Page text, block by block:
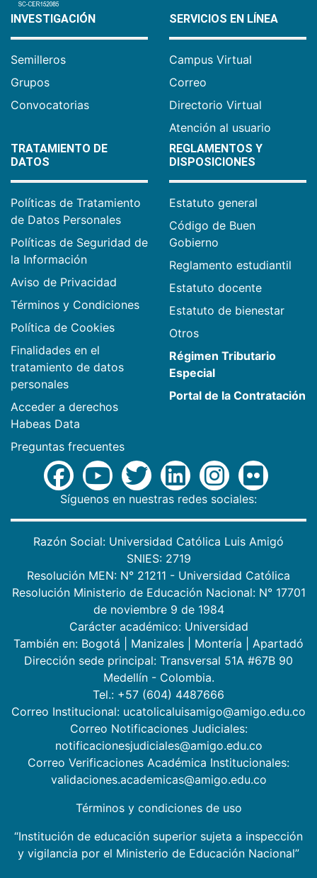
INVESTIGACIÓN
Semilleros
Grupos
Convocatorias
SERVICIOS EN LÍNEA
Campus Virtual
Correo
Directorio Virtual
Atención al usuario
TRATAMIENTO DE
DATOS
Políticas de Tratamiento
de Datos Personales
Políticas de Seguridad de
la Información
Aviso de Privacidad
Términos y Condiciones
Política de Cookies
Finalidades en el
tratamiento de datos
personales
Acceder a derechos
Habeas Data
Preguntas frecuentes
REGLAMENTOS Y
DISPOSICIONES
Estatuto general
Código de Buen
Gobierno
Reglamento estudiantil
Estatuto docente
Estatuto de bienestar
Otros
Régimen Tributario
Especial
Portal de la Contratación
Síguenos en nuestras redes sociales:
Razón Social: Universidad Católica Luis Amigó
SNIES: 2719
Resolución MEN: N° 21211 - Universidad Católica
Resolución Ministerio de Educación Nacional: N° 17701
de noviembre 9 de 1984
Carácter académico: Universidad
También en: Bogotá Manizales Montería
Apartadó
Dirección sede principal: Transversal 51A #67B 90
Medellín - Colombia.
Tel.: +57 (604) 4487666
Correo Institucional: ucatolicaluisamigo@amigo.edu.co
Correo Notificaciones Judiciales:
notificacionesjudiciales@amigo.edu.co
Correo Verificaciones Académica Institucionales:
validaciones.academicas@amigo.edu.co
Términos y condiciones de uso
“Institución de educación superior sujeta a inspección
y vigilancia por el Ministerio de Educación Nacional”